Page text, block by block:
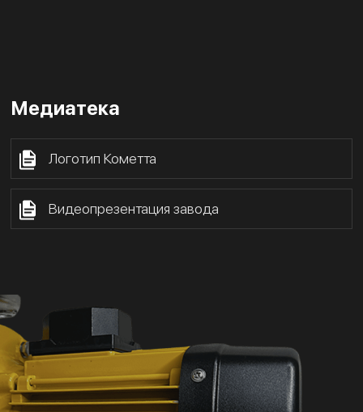
Медиатека
Логотип Кометта
Видеопрезентация завода